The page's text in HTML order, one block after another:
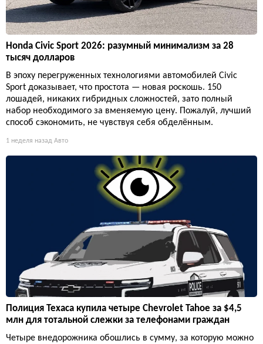
Honda Civic Sport 2026: разумный минимализм за 28
тысяч долларов
В эпоху перегруженных технологиями автомобилей Civic
Sport доказывает, что простота — новая роскошь. 150
лошадей, никаких гибридных сложностей, зато полный
набор необходимого за вменяемую цену. Пожалуй, лучший
способ сэкономить, не чувствуя себя обделённым.
1 неделя назад Авто
Полиция Техаса купила четыре Chevrolet Tahoe за $4,5
млн для тотальной слежки за телефонами граждан
Четыре внедорожника обошлись в сумму, за которую можно